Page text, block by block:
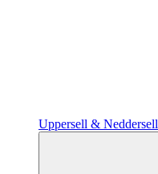
Uppersell & Neddersell